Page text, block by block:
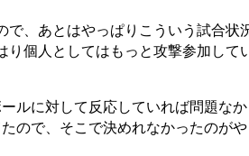
、あとはやっぱりこういう試合
個人としてはもっと攻撃参加して
ルに対して反応していれば問題な
で、そこで決めれなかったのが